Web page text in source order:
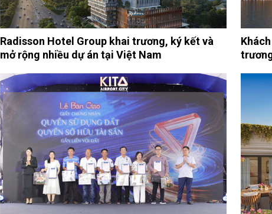
Radisson Hotel Group khai trương, ký kết và
mở rộng nhiều dự án tại Việt Nam